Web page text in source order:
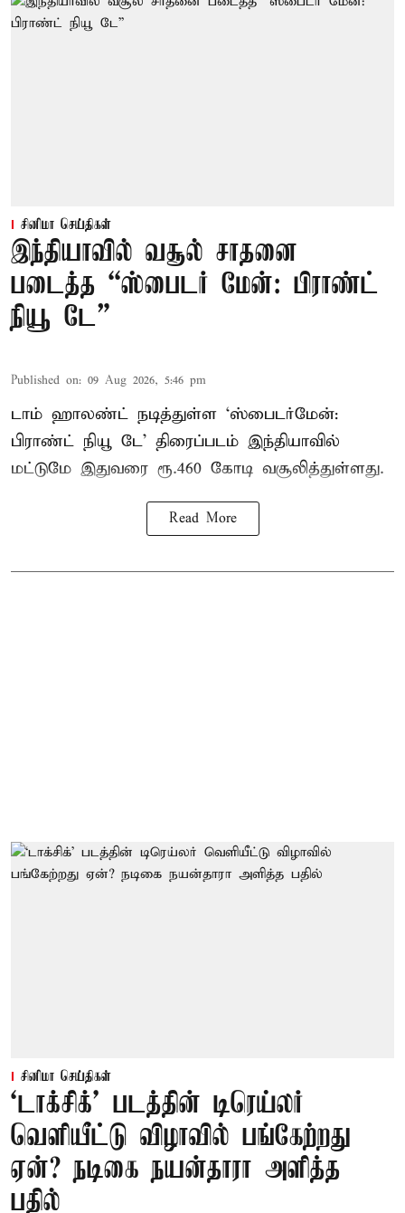
சினிமா செய்திகள்
இந்தியாவில் வசூல் சாதனை
படைத்த “ஸ்பைடர் மேன்: பிராண்ட்
நியூ டே”
Published on: 09 Aug 2026, 5:46 pm
டாம் ஹாலண்ட் நடித்துள்ள ‘ஸ்பைடர்மேன்:
பிராண்ட் நியூ டே’ திரைப்படம் இந்தியாவில்
மட்டுமே இதுவரை ரூ.460 கோடி வசூலித்துள்ளது.
Read More
சினிமா செய்திகள்
‘டாக்சிக்’ படத்தின் டிரெய்லர்
வெளியீட்டு விழாவில் பங்கேற்றது
ஏன்? நடிகை நயன்தாரா அளித்த
பதில்